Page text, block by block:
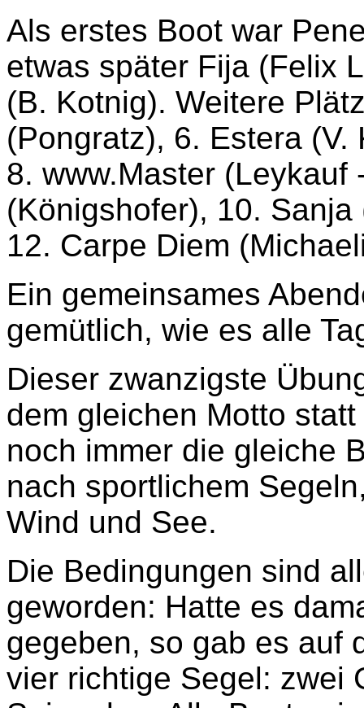
Als erstes Boot war
etwas später Fija (Felix
(B. Kotnig). Weitere
(Pongratz), 6. Estera
8. www.Master
(Königshofer), 10.
12. Carpe Diem
Ein gemeinsames
gemütlich, wie es alle
Dieser zwanzigste
dem gleichen Motto
noch immer die gleiche
nach sportlichem
Wind und See.
Die Bedingungen sind
geworden: Hatte es
gegeben, so gab es auf
vier richtige Segel: zwei